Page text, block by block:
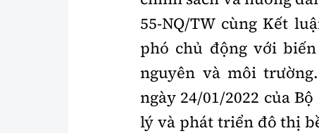
55-NQ/TW cùng Kết
phó chủ động với
nguyên và môi
ngày 24/01/2022 của
lý và phát triển đô thị